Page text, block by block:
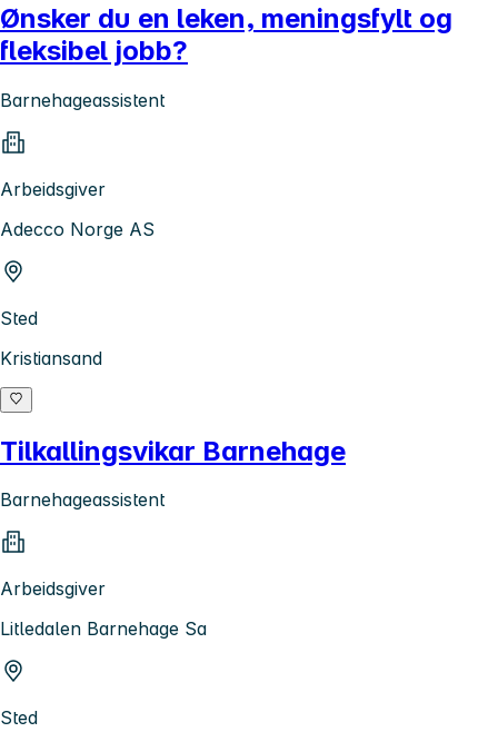
Ønsker du en leken, meningsfylt og
fleksibel jobb?
Barnehageassistent
Arbeidsgiver
Adecco Norge AS
Sted
Kristiansand
Tilkallingsvikar Barnehage
Barnehageassistent
Arbeidsgiver
Litledalen Barnehage Sa
Sted